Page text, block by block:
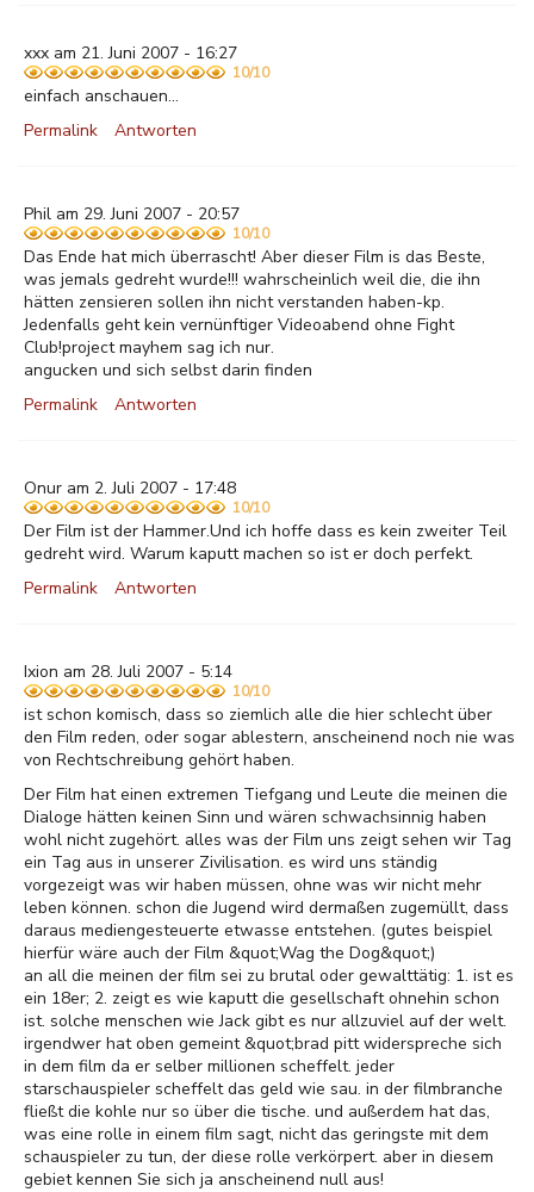
xxx am 21. Juni 2007 - 16:27
10/10
einfach anschauen...
Permalink
Antworten
Phil am 29. Juni 2007 - 20:57
10/10
Das Ende hat mich überrascht! Aber dieser Film is das Beste,
was jemals gedreht wurde!!! wahrscheinlich weil die, die ihn
hätten zensieren sollen ihn nicht verstanden haben-kp.
Jedenfalls geht kein vernünftiger Videoabend ohne Fight
Club!project mayhem sag ich nur.
angucken und sich selbst darin finden
Permalink
Antworten
Onur am 2. Juli 2007 - 17:48
10/10
Der Film ist der Hammer.Und ich hoffe dass es kein zweiter Teil
gedreht wird. Warum kaputt machen so ist er doch perfekt.
Permalink
Antworten
Ixion am 28. Juli 2007 - 5:14
10/10
ist schon komisch, dass so ziemlich alle die hier schlecht über
den Film reden, oder sogar ablestern, anscheinend noch nie was
von Rechtschreibung gehört haben.
Der Film hat einen extremen Tiefgang und Leute die meinen die
Dialoge hätten keinen Sinn und wären schwachsinnig haben
wohl nicht zugehört. alles was der Film uns zeigt sehen wir Tag
ein Tag aus in unserer Zivilisation. es wird uns ständig
vorgezeigt was wir haben müssen, ohne was wir nicht mehr
leben können. schon die Jugend wird dermaßen zugemüllt, dass
daraus mediengesteuerte etwasse entstehen. (gutes beispiel
hierfür wäre auch der Film &quot;Wag the Dog&quot;)
an all die meinen der film sei zu brutal oder gewalttätig: 1. ist es
ein 18er; 2. zeigt es wie kaputt die gesellschaft ohnehin schon
ist. solche menschen wie Jack gibt es nur allzuviel auf der welt.
irgendwer hat oben gemeint &quot;brad pitt widerspreche sich
in dem film da er selber millionen scheffelt. jeder
starschauspieler scheffelt das geld wie sau. in der filmbranche
fließt die kohle nur so über die tische. und außerdem hat das,
was eine rolle in einem film sagt, nicht das geringste mit dem
schauspieler zu tun, der diese rolle verkörpert. aber in diesem
gebiet kennen Sie sich ja anscheinend null aus!